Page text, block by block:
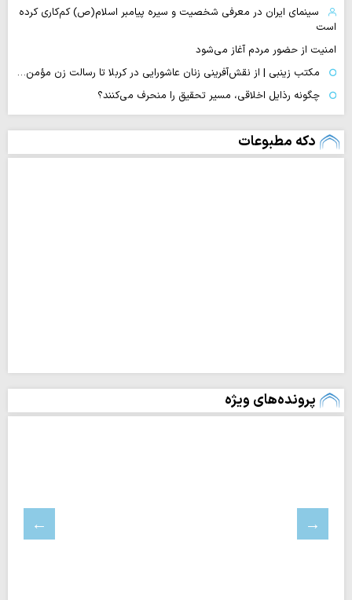
سینمای ایران در معرفی شخصیت و سیره پیامبر اسلام(ص) کم‌کاری کرده
است
امنیت از حضور مردم آغاز می‌شود
مکتب زینبی | از نقش‌آفرینی زنان عاشورایی در کربلا تا رسالت زن مؤمن…
چگونه رذایل اخلاقی، مسیر تحقیق را منحرف می‌کنند؟
دکه مطبوعات
پرونده‌های ویژه